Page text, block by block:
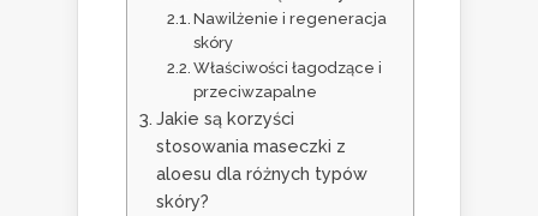
Nawilżenie i regeneracja
skóry
Właściwości łagodzące i
przeciwzapalne
Jakie są korzyści
stosowania maseczki z
aloesu dla różnych typów
skóry?